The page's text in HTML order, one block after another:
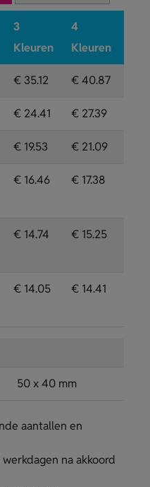
3
Kleuren
4
Kleuren
€ 35.12 € 40.87
€ 24.41 € 27.39
€ 19.53 € 21.09
€ 16.46 € 17.38
€ 14.74 € 15.25
€ 14.05 € 14.41
50 x 40 mm
aantallen en
na akkoord